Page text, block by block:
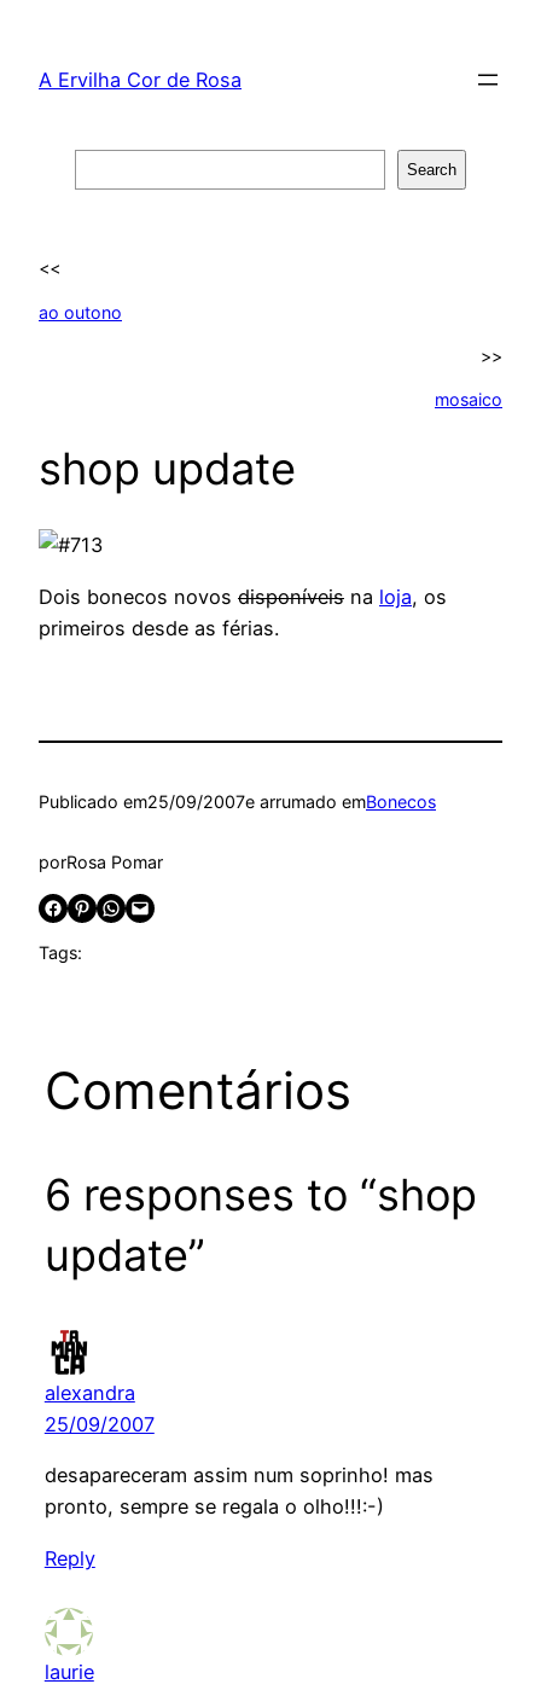
content
A Ervilha Cor de Rosa
Search
<<
ao outono
>>
mosaico
shop update
Dois bonecos novos disponíveis na loja, os
primeiros desde as férias.
Publicado em25/09/2007e arrumado emBonecos
porRosa Pomar
Share on Facebook Share on Pinterest Share on WhatsApp Email this Page
Tags:
Comentários
6 responses to “shop
update”
alexandra
25/09/2007
desapareceram assim num soprinho! mas
pronto, sempre se regala o olho!!!:-)
Reply
laurie